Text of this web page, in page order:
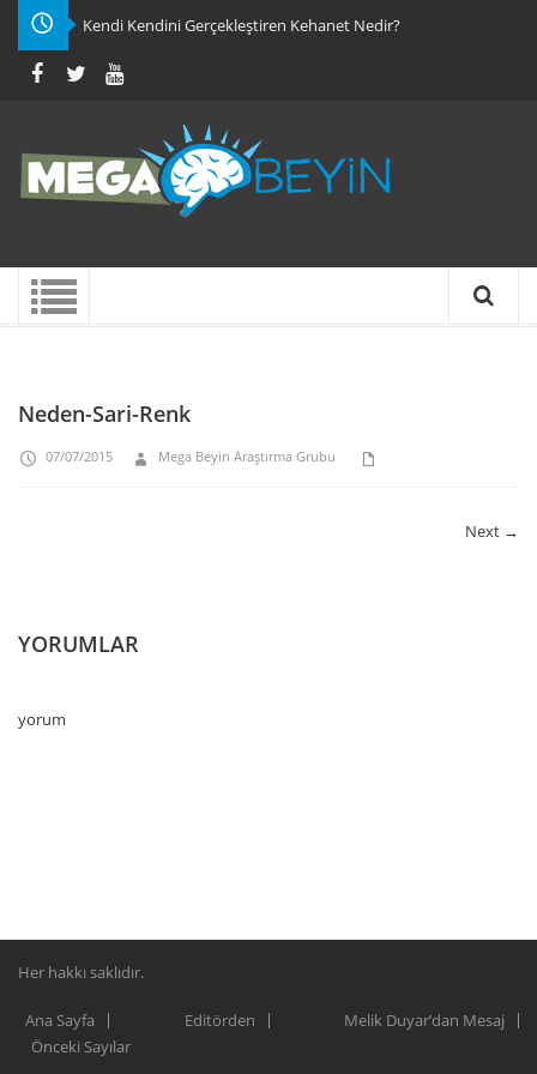
Kendi Kendini Gerçekleştiren Kehanet Nedir?
Neden-Sari-Renk
07/07/2015 Mega Beyin Araştırma Grubu
Next →
YORUMLAR
yorum
Her hakkı saklıdır.
Ana Sayfa Editörden
Melik Duyar’dan Mesaj
Önceki Sayılar